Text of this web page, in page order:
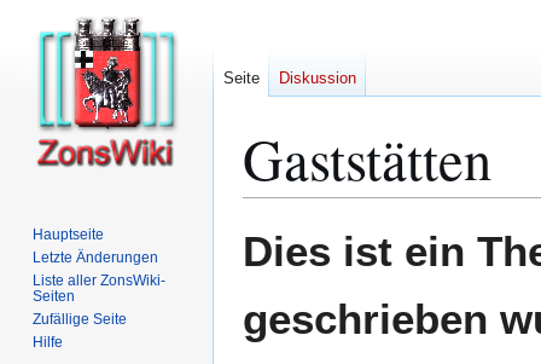
Gaststätten
Navigation
Suche
Dies ist ein
geschrieben
Seite Diskussion
Hauptseite
Letzte Änderungen
Liste aller ZonsWiki-
Seiten
Zufällige Seite
Hilfe